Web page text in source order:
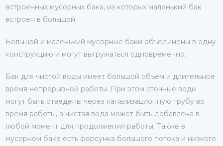
встроенных мусорных бака, из которых маленький бак
встроен в большой.
Большой и маленький мусорные баки объединены в одну
конструкцию и могут выгружаться одновременно.
Бак для чистой воды имеет большой объем и длительное
время непрерывной работы. При этом сточные воды
могут быть отведены через канализационную трубу во
время работы, а чистая вода может быть добавлена в
любой момент для продолжения работы. Также в
мусорном баке есть форсунка большого потока и низкого